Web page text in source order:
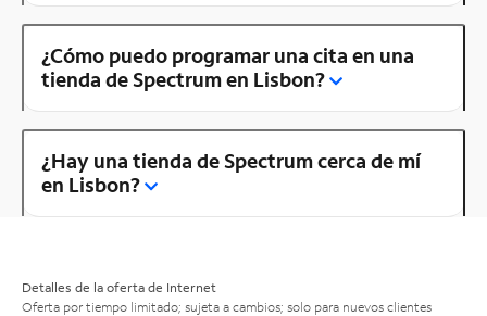
¿Cómo puedo programar una cita en una
tienda de Spectrum en Lisbon?
¿Hay una tienda de Spectrum cerca de mí
en Lisbon?
Detalles de la oferta de Internet
Oferta por tiempo limitado; sujeta a cambios; solo para nuevos clientes